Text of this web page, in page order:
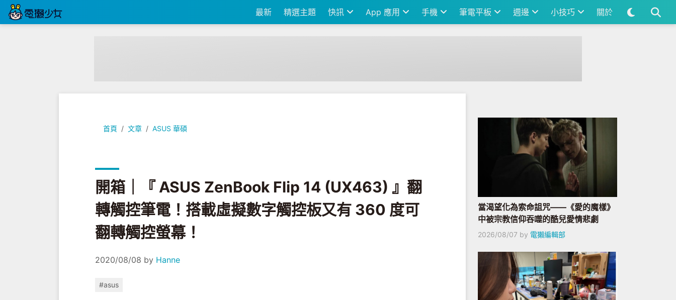
最新 精選主題 快訊 App 應用 手機 筆電平板 週邊 小技巧 關於
首頁 文章 ASUS 華碩
開箱｜『 ASUS ZenBook Flip 14 (UX463) 』翻轉觸控筆電！搭載虛擬數字觸控板又有 360 度可翻轉觸控螢幕！
開箱｜『 ASUS ZenBook Flip 14 (UX463) 』翻
轉觸控筆電！搭載虛擬數字觸控板又有 360 度可
翻轉觸控螢幕！
2020/08/08 by Hanne
#asus
當渴望化為索命詛咒——《愛的魔樣》
中被宗教信仰吞噬的酷兒愛情悲劇
2026/08/07 by 電獺編輯部